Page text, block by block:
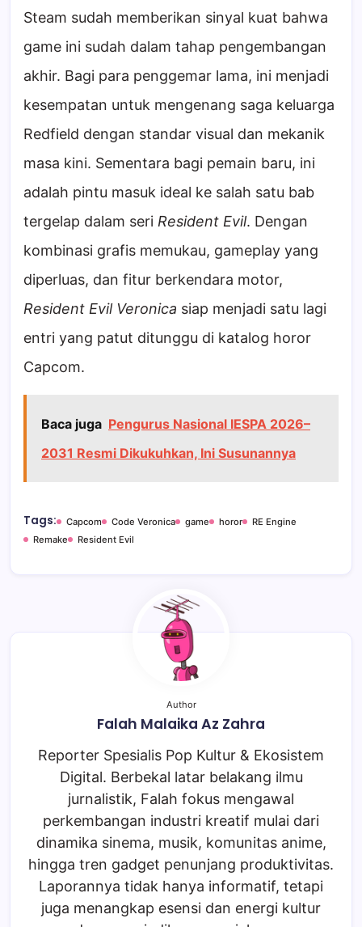
Steam sudah memberikan sinyal kuat bahwa
game ini sudah dalam tahap pengembangan
akhir. Bagi para penggemar lama, ini menjadi
kesempatan untuk mengenang saga keluarga
Redfield dengan standar visual dan mekanik
masa kini. Sementara bagi pemain baru, ini
adalah pintu masuk ideal ke salah satu bab
tergelap dalam seri Resident Evil. Dengan
kombinasi grafis memukau, gameplay yang
diperluas, dan fitur berkendara motor,
Resident Evil Veronica siap menjadi satu lagi
entri yang patut ditunggu di katalog horor
Capcom.
Baca juga Pengurus Nasional IESPA 2026–
2031 Resmi Dikukuhkan, Ini Susunannya
Tags: Capcom Code Veronica game horor
RE Engine
Remake
Resident Evil
Author
Falah Malaika Az Zahra
Reporter Spesialis Pop Kultur & Ekosistem
Digital. Berbekal latar belakang ilmu
jurnalistik, Falah fokus mengawal
perkembangan industri kreatif mulai dari
dinamika sinema, musik, komunitas anime,
hingga tren gadget penunjang produktivitas.
Laporannya tidak hanya informatif, tetapi
juga menangkap esensi dan energi kultur